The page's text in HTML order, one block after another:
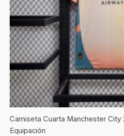
Camiseta Cuarta Manchester City
Equipación